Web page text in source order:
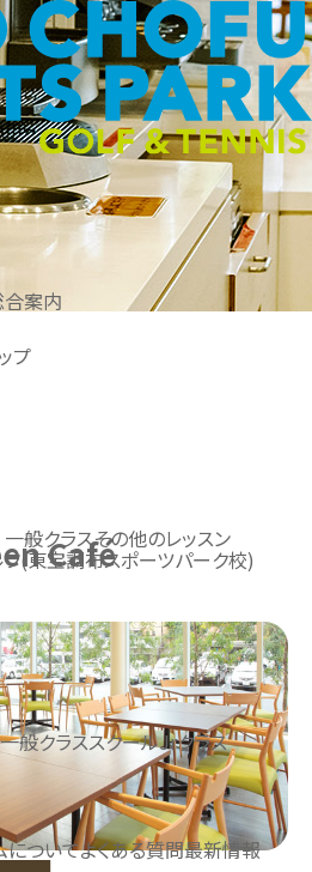
プ
般クラスその他のレッスン
フ(東宝調布スポーツパーク校)
般クラススクールJrクラス
についてよくある質問最新情報
案内
Café